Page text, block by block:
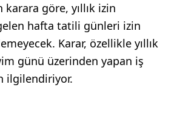
göre, yıllık izin
hafta tatili günleri izin
Karar, özellikle yıllık
günü üzerinden yapan iş
ilgilendiriyor.